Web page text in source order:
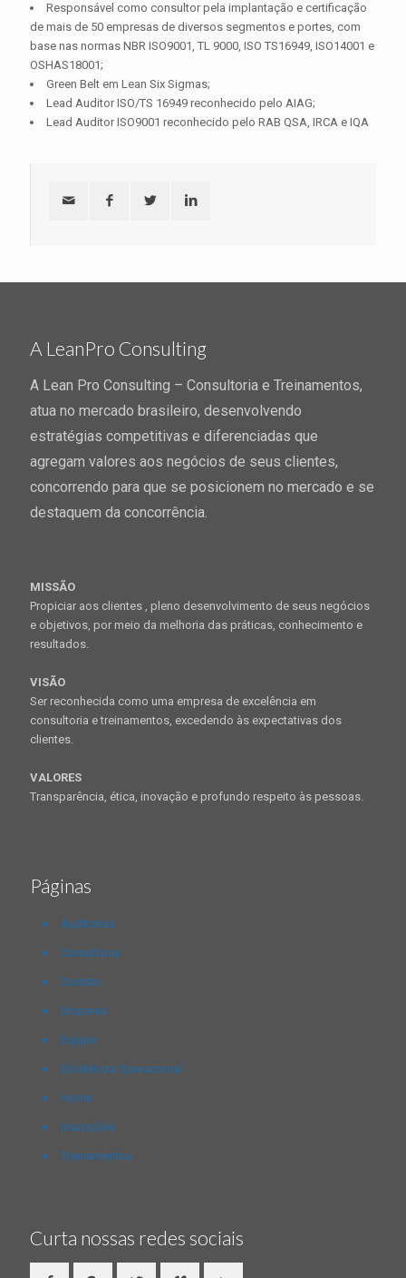
Responsável como consultor pela implantação e certificação
de mais de 50 empresas de diversos segmentos e portes, com
base nas normas NBR ISO9001, TL 9000, ISO TS16949, ISO14001 e
OSHAS18001;
Green Belt em Lean Six Sigmas;
Lead Auditor ISO/TS 16949 reconhecido pelo AIAG;
Lead Auditor ISO9001 reconhecido pelo RAB QSA, IRCA e IQA
A LeanPro Consulting
A Lean Pro Consulting – Consultoria e Treinamentos,
atua no mercado brasileiro, desenvolvendo
estratégias competitivas e diferenciadas que
agregam valores aos negócios de seus clientes,
concorrendo para que se posicionem no mercado e se
destaquem da concorrência.
MISSÃO
Propiciar aos clientes , pleno desenvolvimento de seus negócios
e objetivos, por meio da melhoria das práticas, conhecimento e
resultados.
VISÃO
Ser reconhecida como uma empresa de excelência em
consultoria e treinamentos, excedendo às expectativas dos
clientes.
VALORES
Transparência, ética, inovação e profundo respeito às pessoas.
Páginas
Auditorias
Consultoria
Contato
Empresa
Equipe
Excelência Operacional
Home
Inscrições
Treinamentos
Curta nossas redes sociais